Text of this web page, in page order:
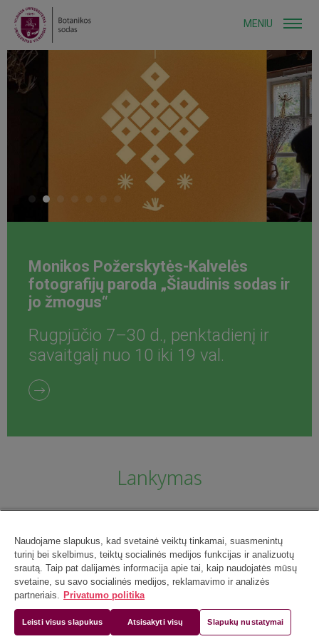
MENIU
Monikos Požerskytės-Kalvelės
fotografijų paroda „Šiaudinis sodas ir
jo žmogus“
Rugpjūčio 7–30 d., penktadienį ir
savaitgalį nuo 10 iki 19 val.
Lankymas
Naudojame slapukus, kad svetainė veiktų tinkamai, suasmenintų
turinį bei skelbimus, teiktų socialinės medijos funkcijas ir analizuotų
srautą. Taip pat dalijamės informacija apie tai, kaip naudojatės mūsų
svetaine, su savo socialinės medijos, reklamavimo ir analizės
partneriais. Privatumo politika
Leisti visus slapukus Atsisakyti visų Slapukų nustatymai